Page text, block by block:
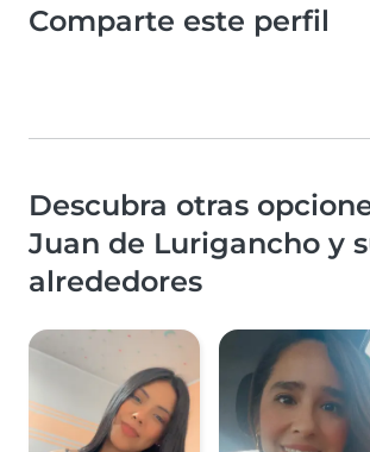
Comparte este perfil
Descubra otras
Juan de Lurigancho y
alrededores